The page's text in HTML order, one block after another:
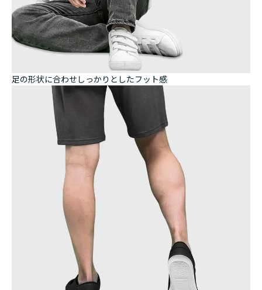
足の形状に合わせしっかりとしたフット感